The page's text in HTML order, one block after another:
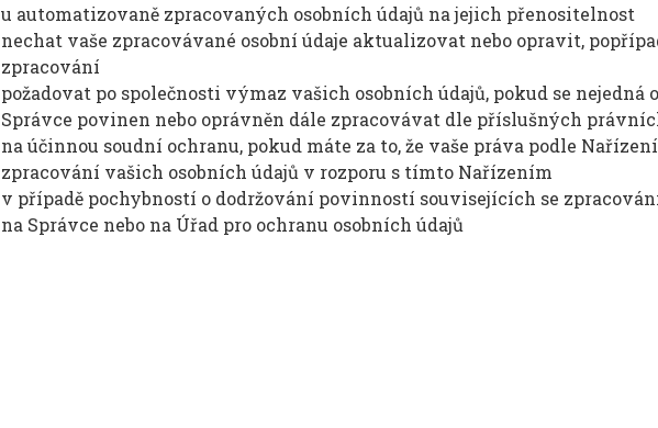
u automatizovaně zpracovaných osobních údajů na jejich přenositelnost
nechat vaše zpracovávané osobní údaje aktualizovat nebo opravit,
zpracování
požadovat po společnosti výmaz vašich osobních údajů, pokud se nejedná
Správce povinen nebo oprávněn dále zpracovávat dle příslušných
na účinnou soudní ochranu, pokud máte za to, že vaše práva podle
zpracování vašich osobních údajů v rozporu s tímto Nařízením
v případě pochybností o dodržování povinností souvisejících se
na Správce nebo na Úřad pro ochranu osobních údajů